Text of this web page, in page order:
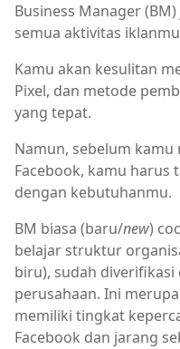
Business Manager
semua aktivitas
Kamu akan kesulitan
Pixel, dan metode
yang tepat.
Namun, sebelum
Facebook, kamu harus
dengan kebutuhanmu.
BM biasa (baru/new)
belajar struktur
biru), sudah
perusahaan. Ini
memiliki tingkat
Facebook dan jarang